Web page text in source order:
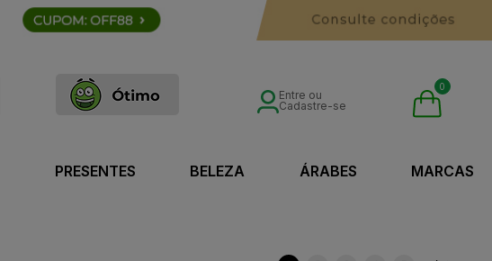
Entre ou
Cadastre-se
0
PRESENTES BELEZA ÁRABES MARCAS